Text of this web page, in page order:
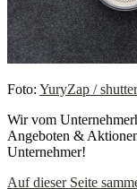
Foto: YuryZap /
Wir vom
Angeboten &
Unternehmer!
Auf dieser Seite